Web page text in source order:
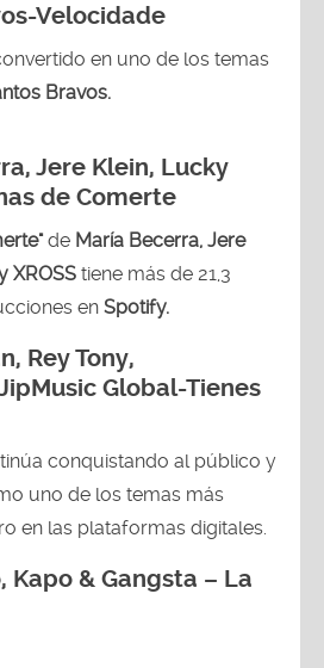
Velocidade
en uno de los temas
Bravos.
Jere Klein, Lucky
de Comerte
de María Becerra, Jere
XROSS tiene más de 21,3
en Spotify.
Rey Tony,
Global-Tienes
conquistando al público y
uno de los temas más
en las plataformas digitales.
Kapo & Gangsta – La